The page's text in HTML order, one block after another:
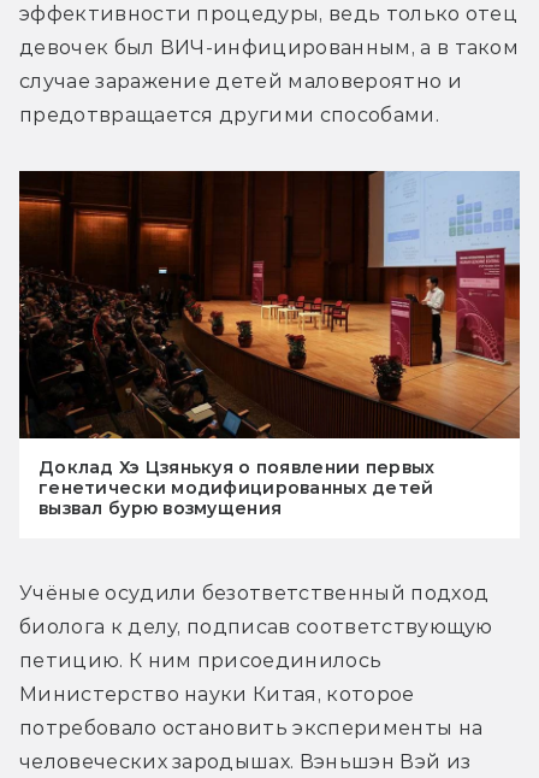
эффективности процедуры, ведь только отец
девочек был ВИЧ-инфицированным, а в таком
случае заражение детей маловероятно и
предотвращается другими способами.
Доклад Хэ Цзянькуя о появлении первых
генетически модифицированных детей
вызвал бурю возмущения
Учёные осудили безответственный подход
биолога к делу, подписав соответствующую
петицию. К ним присоединилось
Министерство науки Китая, которое
потребовало остановить эксперименты на
человеческих зародышах. Вэньшэн Вэй из